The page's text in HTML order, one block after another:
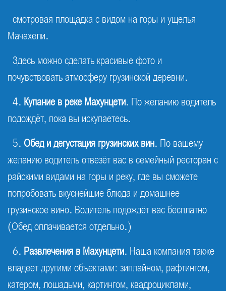
смотровая площадка с видом на горы и ущелья
Мачахели.
Здесь можно сделать красивые фото и
почувствовать атмосферу грузинской деревни.
4. Купание в реке Махунцети. По желанию водитель
подождёт, пока вы искупаетесь.
5. Обед и дегустация грузинских вин. По вашему
желанию водитель отвезёт вас в семейный ресторан с
райскими видами на горы и реку, где вы сможете
попробовать вкуснейшие блюда и домашнее
грузинское вино. Водитель подождёт вас бесплатно
(Обед оплачивается отдельно.)
6. Развлечения в Махунцети. Наша компания также
владеет другими объектами: зиплайном, рафтингом,
катером, лошадьми, картингом, квадроциклами,